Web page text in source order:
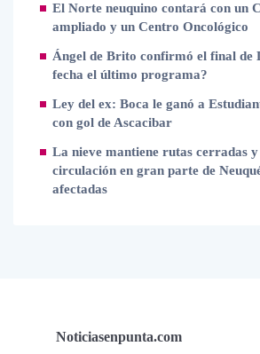
El Norte neuquino contará con un
ampliado y un Centro Oncológico
Ángel de Brito confirmó el final de
fecha el último programa?
Ley del ex: Boca le ganó a
con gol de Ascacibar
La nieve mantiene rutas cerradas
circulación en gran parte de
afectadas
Noticiasenpunta.com